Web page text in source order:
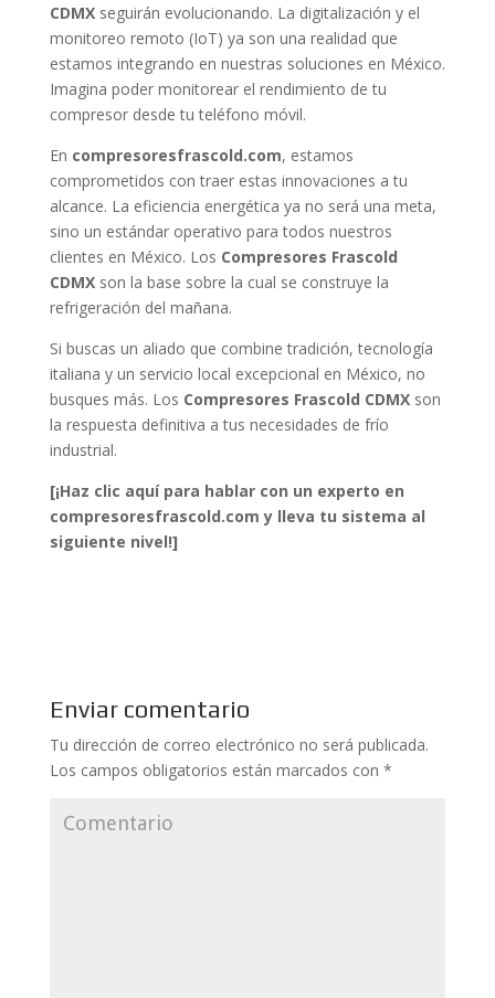
CDMXseguirán evolucionando. La digitalización y el
monitoreo remoto (IoT) ya son una realidad que
estamos integrando en nuestras soluciones en México.
Imagina poder monitorear el rendimiento de tu
compresor desde tu teléfono móvil.
En compresoresfrascold.com, estamos
comprometidos con traer estas innovaciones a tu
alcance. La eficiencia energética ya no será una meta,
sino un estándar operativo para todos nuestros
clientes en México. Los Compresores Frascold
CDMXson la base sobre la cual se construye la
refrigeración del mañana.
Si buscas un aliado que combine tradición, tecnología
italiana y un servicio local excepcional en México, no
busques más. Los Compresores Frascold CDMXson
la respuesta definitiva a tus necesidades de frío
industrial.
[¡Haz clic aquí para hablar con un experto en
compresoresfrascold.com y lleva tu sistema al
siguiente nivel!]
Enviar comentario
Tu dirección de correo electrónico no será publicada.
Los campos obligatorios están marcados con *